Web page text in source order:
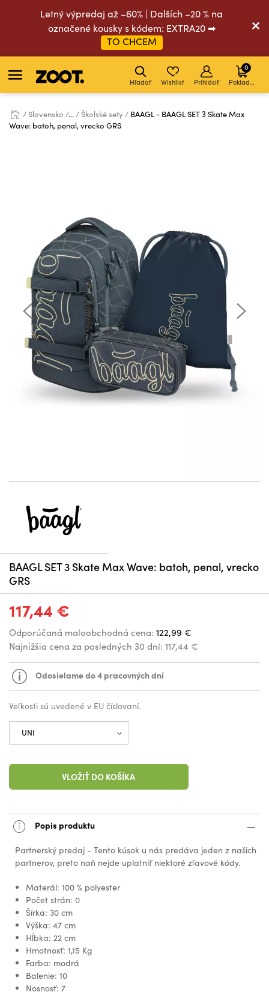
Letný výpredaj až –60% | Dalších –20 % na
označené kousky s kódem: EXTRA20 ➡
TO CHCEM
Hľadať Wishlist Prihlásiť Pokladňa
0
Slovensko ... Školské sety
BAAGL - BAAGL SET 3 Skate Max
Wave: batoh, penal, vrecko GRS
BAAGL SET 3 Skate Max Wave: batoh, penal, vrecko
GRS
117,44 €
Odporúčaná maloobchodná cena: 122,99 €
Najnižšia cena za posledných 30 dní: 117,44 €
Odosielame do 4 pracovných dní
Veľkosti sú uvedené v EU číslovaní.
VLOŽIŤ DO KOŠÍKA
Popis produktu
Partnerský predaj - Tento kúsok u nás predáva jeden z našich
partnerov, preto naň nejde uplatniť niektoré zľavové kódy.
Materál: 100 % polyester
Počet strán: 0
Šírka: 30 cm
Výška: 47 cm
Hĺbka: 22 cm
Hmotnosť: 1,15 Kg
Farba: modrá
Balenie: 10
Nosnosť: 7